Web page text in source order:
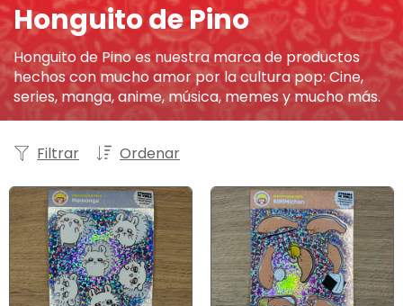
Honguito de Pino
Honguito de Pino es nuestra marca de productos
hechos con mucho amor por la cultura pop: Cine,
series, manga, anime, música, memes y mucho más.
Ordenar
Filtrar